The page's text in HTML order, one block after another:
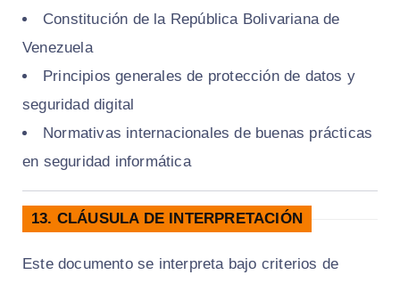
Constitución de la República Bolivariana de
Venezuela
Principios generales de protección de datos y
seguridad digital
Normativas internacionales de buenas prácticas
en seguridad informática
13. CLÁUSULA DE INTERPRETACIÓN
Este documento se interpreta bajo criterios de